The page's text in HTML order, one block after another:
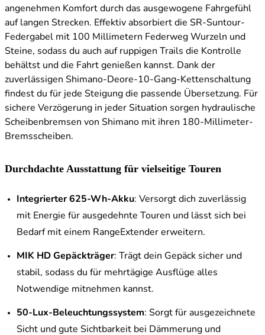
angenehmen Komfort durch das ausgewogene Fahrgefühl
auf langen Strecken. Effektiv absorbiert die SR-Suntour-
Federgabel mit 100 Millimetern Federweg Wurzeln und
Steine, sodass du auch auf ruppigen Trails die Kontrolle
behältst und die Fahrt genießen kannst. Dank der
zuverlässigen Shimano-Deore-10-Gang-Kettenschaltung
findest du für jede Steigung die passende Übersetzung. Für
sichere Verzögerung in jeder Situation sorgen hydraulische
Scheibenbremsen von Shimano mit ihren 180-Millimeter-
Bremsscheiben.
Durchdachte Ausstattung für vielseitige Touren
Integrierter 625-Wh-Akku: Versorgt dich zuverlässig
mit Energie für ausgedehnte Touren und lässt sich bei
Bedarf mit einem RangeExtender erweitern.
MIK HD Gepäckträger: Trägt dein Gepäck sicher und
stabil, sodass du für mehrtägige Ausflüge alles
Notwendige mitnehmen kannst.
50-Lux-Beleuchtungssystem: Sorgt für ausgezeichnete
Sicht und gute Sichtbarkeit bei Dämmerung und